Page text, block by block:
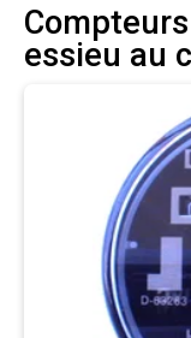
essieu au